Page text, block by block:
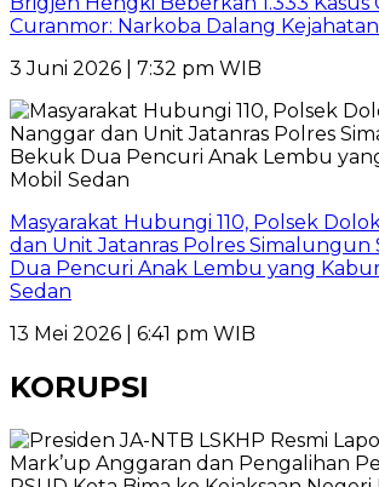
Curanmor: Narkoba Dalang
3 Juni 2026 | 7:32 pm WIB
Masyarakat Hubungi 110, Polsek
dan Unit Jatanras Polres Simalungun
Dua Pencuri Anak Lembu yang Kabur
Sedan
13 Mei 2026 | 6:41 pm WIB
KORUPSI